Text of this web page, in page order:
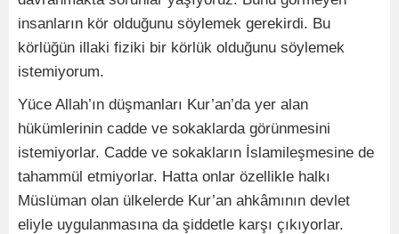
insanların kör olduğunu söylemek gerekirdi. Bu
körlüğün illaki fiziki bir körlük olduğunu söylemek
istemiyorum.
Yüce Allah’ın düşmanları Kur’an’da yer alan
hükümlerinin cadde ve sokaklarda görünmesini
istemiyorlar. Cadde ve sokakların İslamileşmesine de
tahammül etmiyorlar. Hatta onlar özellikle halkı
Müslüman olan ülkelerde Kur’an ahkâmının devlet
eliyle uygulanmasına da şiddetle karşı çıkıyorlar.